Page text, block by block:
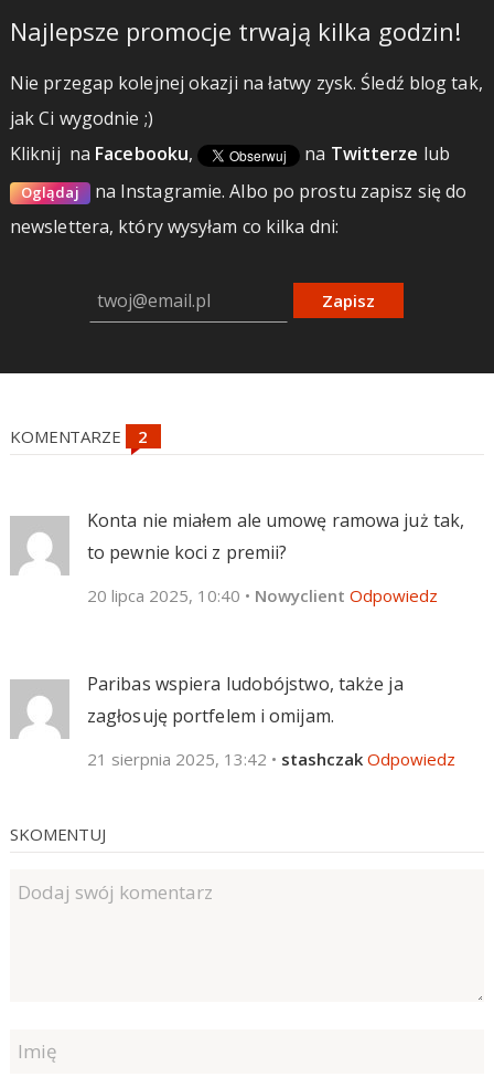
Najlepsze promocje trwają kilka godzin!
Nie przegap kolejnej okazji na łatwy zysk. Śledź blog tak,
jak Ci wygodnie ;)
Kliknij na Facebooku, na Twitterze lub
Oglądaj na Instagramie.Albo po prostu zapisz się do
newslettera, który wysyłam co kilka dni:
Zapisz
KOMENTARZE
Konta nie miałem ale umowę ramowa już tak,
to pewnie koci z premii?
20 lipca 2025, 10:40 • Nowyclient Odpowiedz
Paribas wspiera ludobójstwo, także ja
zagłosuję portfelem i omijam.
21 sierpnia 2025, 13:42 • stashczak Odpowiedz
SKOMENTUJ